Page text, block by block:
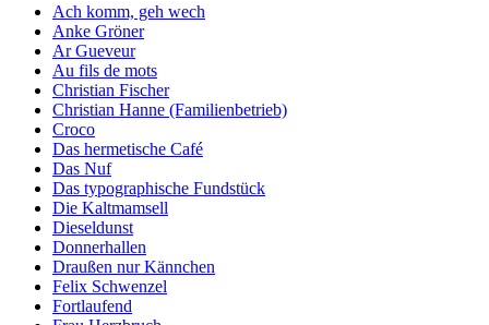
Ach komm, geh wech
Anke Gröner
Ar Gueveur
Au fils de mots
Christian Fischer
Christian Hanne (Familienbetrieb)
Croco
Das hermetische Café
Das Nuf
Das typographische Fundstück
Die Kaltmamsell
Dieseldunst
Donnerhallen
Draußen nur Kännchen
Felix Schwenzel
Fortlaufend